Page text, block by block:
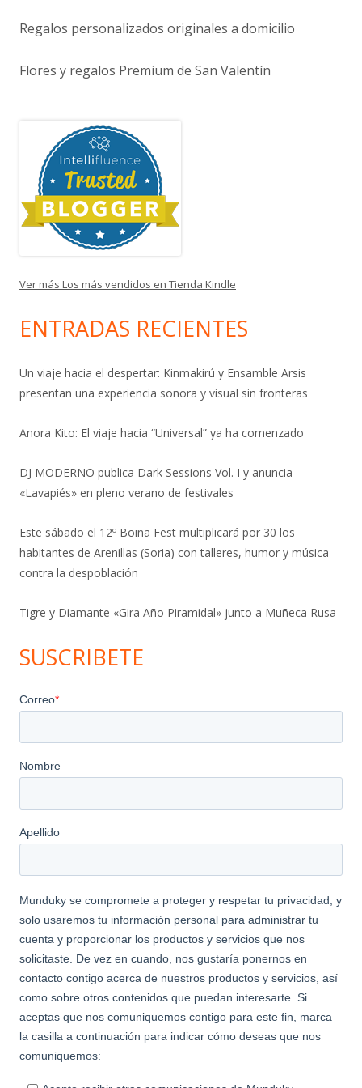
Regalos personalizados originales a domicilio
Flores y regalos Premium de San Valentín
Ver más Los más vendidos en Tienda Kindle
ENTRADAS RECIENTES
Un viaje hacia el despertar: Kinmakirú y Ensamble Arsis
presentan una experiencia sonora y visual sin fronteras
Anora Kito: El viaje hacia “Universal” ya ha comenzado
DJ MODERNO publica Dark Sessions Vol. I y anuncia
«Lavapiés» en pleno verano de festivales
Este sábado el 12º Boina Fest multiplicará por 30 los
habitantes de Arenillas (Soria) con talleres, humor y música
contra la despoblación
Tigre y Diamante «Gira Año Piramidal» junto a Muñeca Rusa
SUSCRIBETE